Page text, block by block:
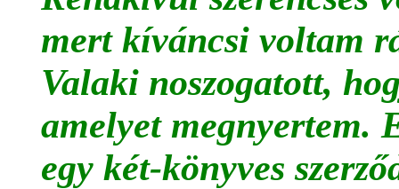
mert kíváncsi voltam
Valaki noszogatott,
amelyet megnyertem.
egy két-könyves